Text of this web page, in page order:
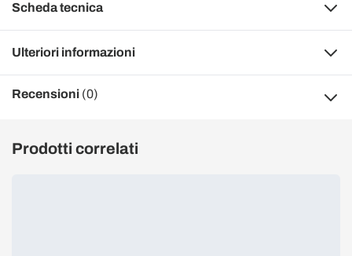
Scheda tecnica
Ulteriori informazioni
Recensioni (0)
Prodotti correlati